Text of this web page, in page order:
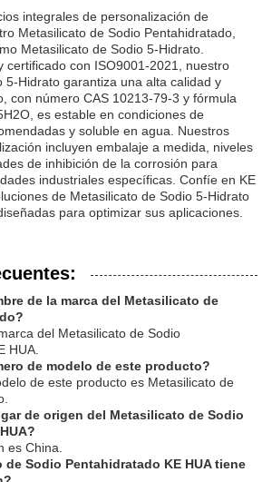
integrales de personalización de
Metasilicato de Sodio Pentahidratado,
Metasilicato de Sodio 5-Hidrato.
certificado con ISO9001-2021, nuestro
5-Hidrato garantiza una alta calidad y
con número CAS 10213-79-3 y fórmula
es estable en condiciones de
y soluble en agua. Nuestros
incluyen embalaje a medida, niveles
de inhibición de la corrosión para
industriales específicas. Confíe en KE
de Metasilicato de Sodio 5-Hidrato
para optimizar sus aplicaciones.
de la marca del Metasilicato de
del Metasilicato de Sodio
HUA.
de modelo de este producto?
de este producto es Metasilicato de
de origen del Metasilicato de Sodio
es China.
de Sodio Pentahidratado KE HUA tiene